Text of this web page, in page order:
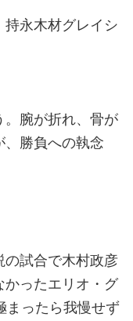
持永木材グレイシ
。腕が折れ、骨が
勝負への執念
の試合で木村政彦
かったエリオ・グ
まったら我慢せず